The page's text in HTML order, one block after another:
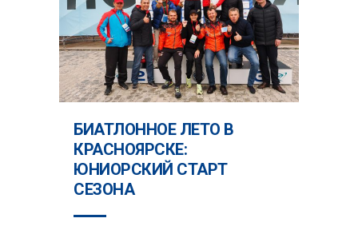
БИАТЛОННОЕ ЛЕТО В
КРАСНОЯРСКЕ:
ЮНИОРСКИЙ СТАРТ
СЕЗОНА